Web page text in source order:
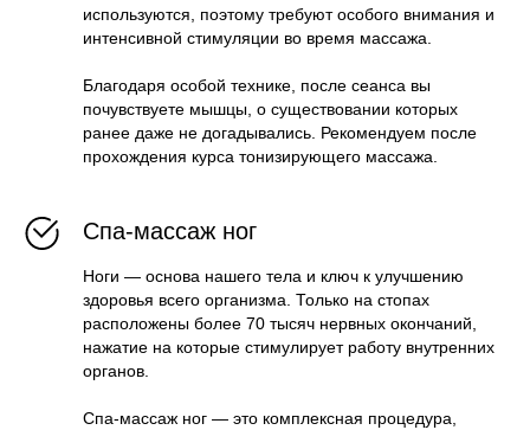
используются, поэтому требуют особого внимания и
интенсивной стимуляции во время массажа.
Благодаря особой технике, после сеанса вы
почувствуете мышцы, о существовании которых
ранее даже не догадывались. Рекомендуем после
прохождения курса тонизирующего массажа.
Спа-массаж ног
Ноги — основа нашего тела и ключ к улучшению
здоровья всего организма. Только на стопах
расположены более 70 тысяч нервных окончаний,
нажатие на которые стимулирует работу внутренних
органов.
Спа-массаж ног — это комплексная процедура,